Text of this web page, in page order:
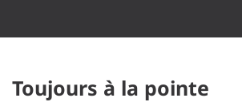
Toujours à la pointe